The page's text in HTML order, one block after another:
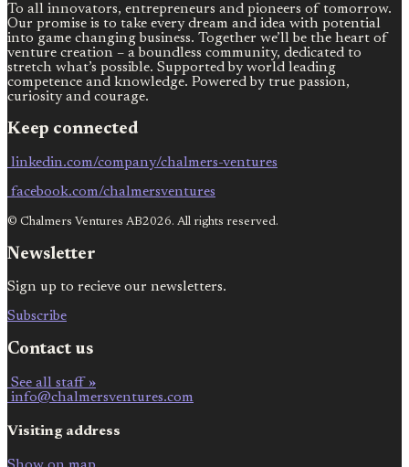
To all innovators, entrepreneurs and pioneers of tomorrow.
Our promise is to take every dream and idea with potential
into game changing business. Together we’ll be the heart of
venture creation – a boundless community, dedicated to
stretch what’s possible. Supported by world leading
competence and knowledge. Powered by true passion,
curiosity and courage.
Keep connected
linkedin.com/company/chalmers-ventures
facebook.com/chalmersventures
© Chalmers Ventures AB2026. All rights reserved.
Newsletter
Sign up to recieve our newsletters.
Subscribe
Contact us
See all staff »
info@chalmersventures.com
Visiting address